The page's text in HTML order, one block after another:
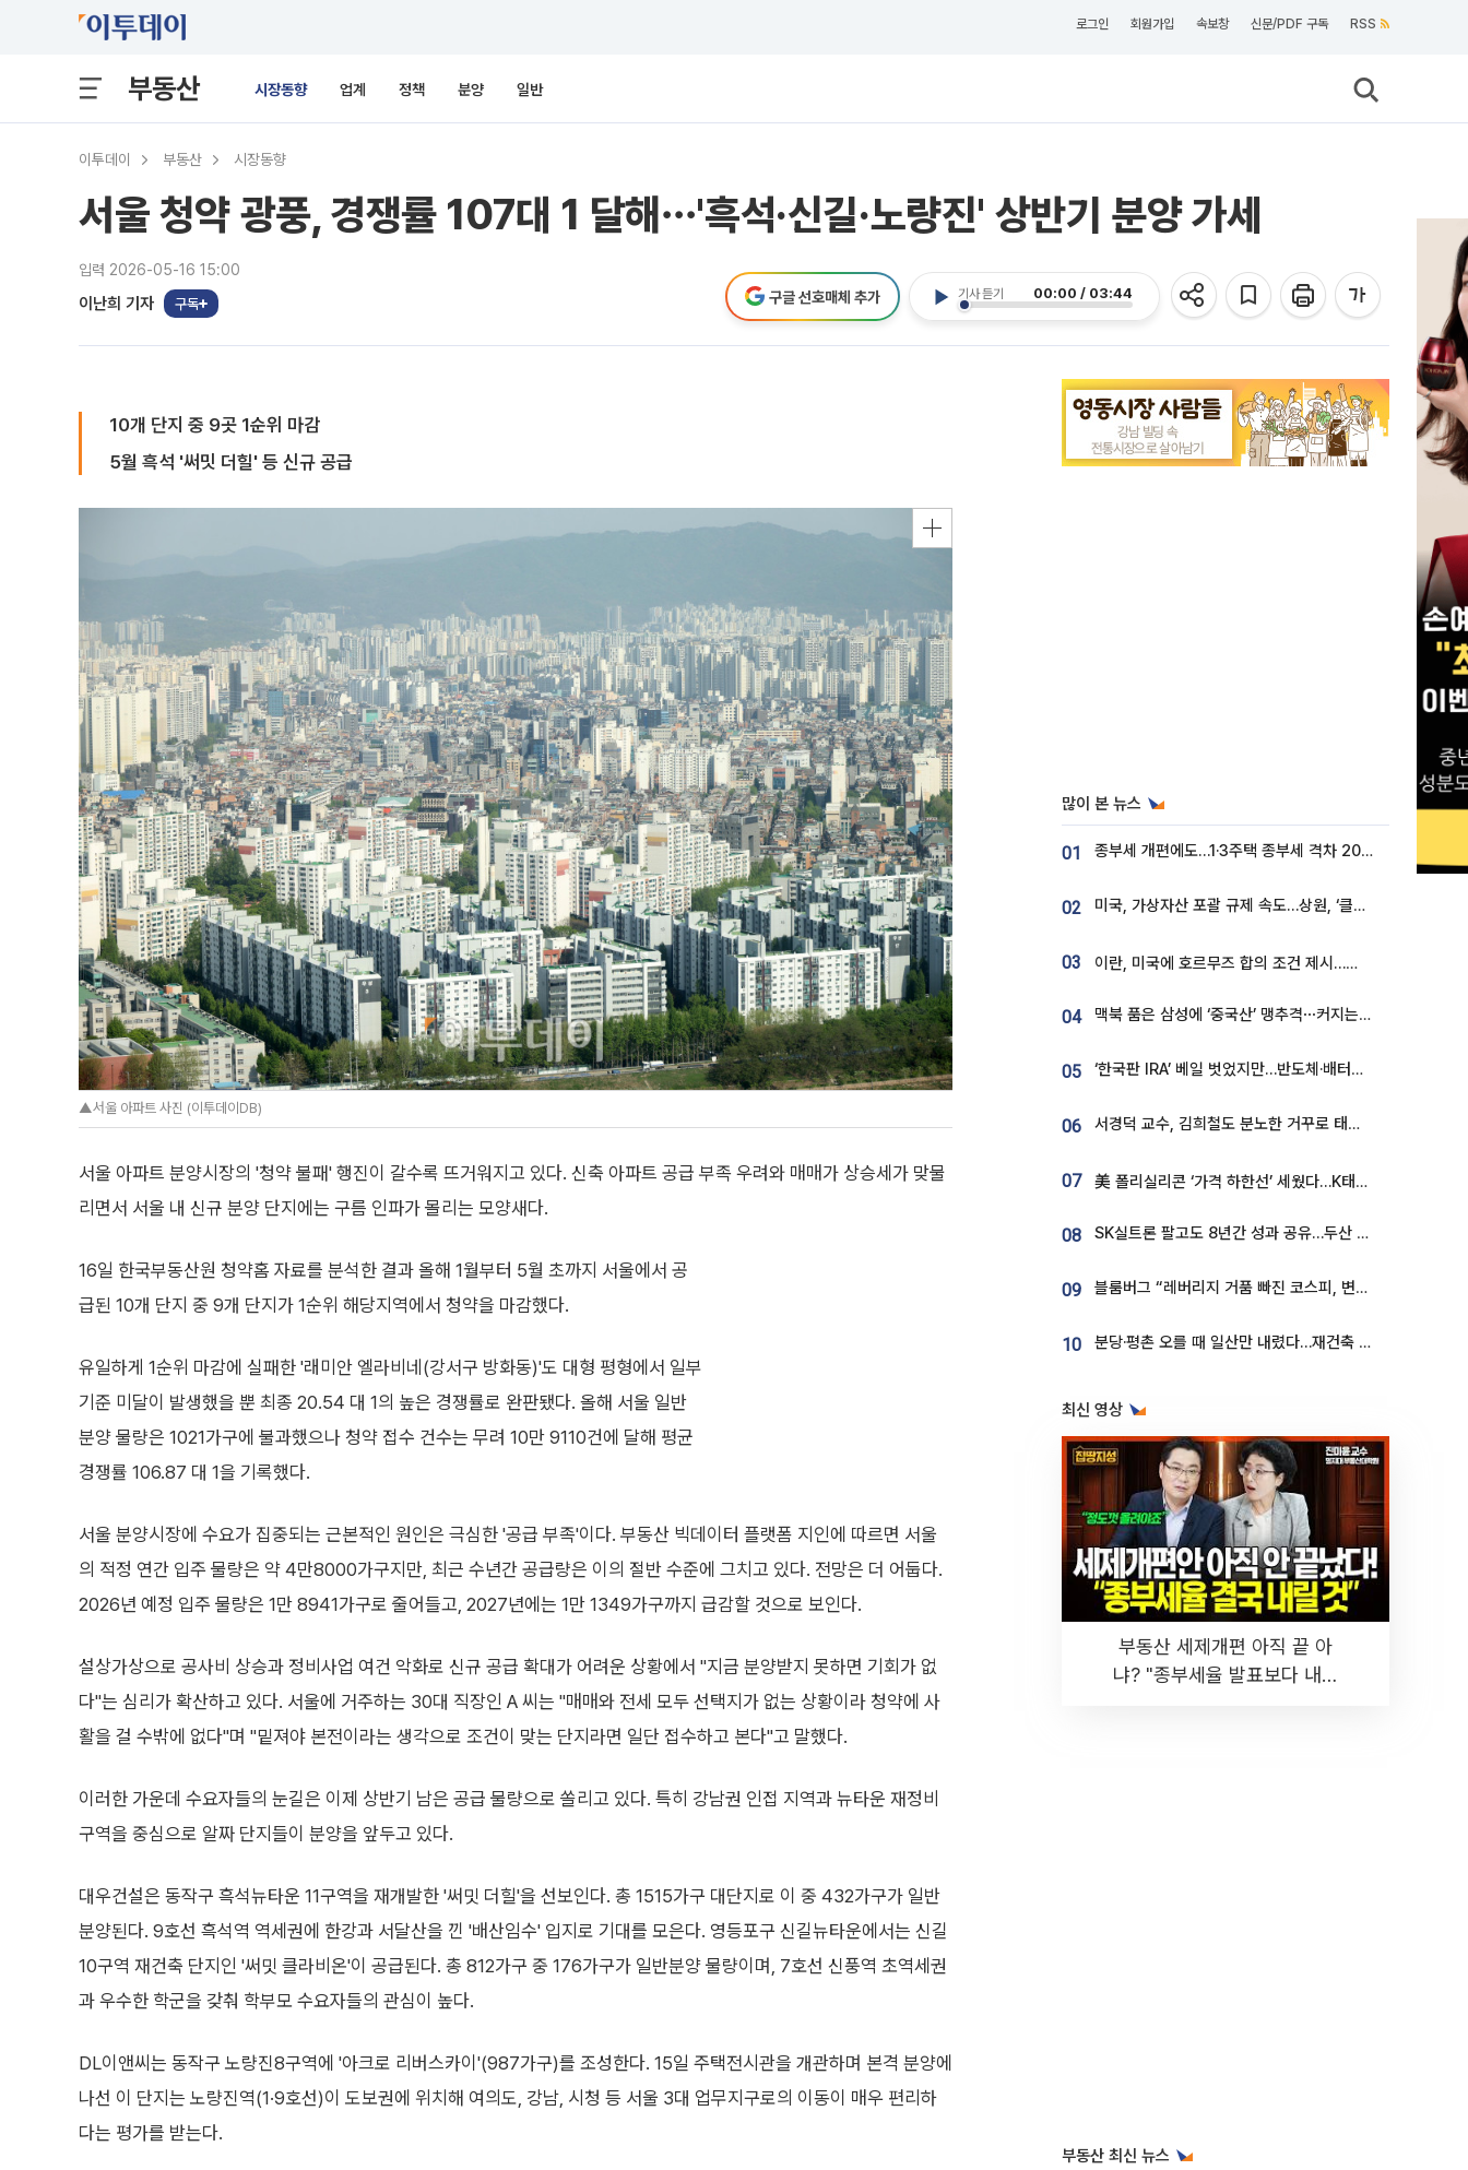
로그인 회원가입 속보창 신문/PDF 구독 RSS
부동산 시장동향 업계 정책 분양 일반
이투데이 부동산 시장동향
서울 청약 광풍, 경쟁률 107대 1 달해⋯'흑석·신길·노량진' 상반기 분양 가세
입력 2026-05-16 15:00
이난희 기자 구독
기사 듣기 00:00 / 03:44
구글 선호매체 추가
10개 단지 중 9곳 1순위 마감
5월 흑석 '써밋 더힐' 등 신규 공급
▲서울 아파트 사진 (이투데이DB)
서울 아파트 분양시장의 '청약 불패' 행진이 갈수록 뜨거워지고 있다. 신축 아파트 공급 부족 우려와 매매가 상승세가 맞물
리면서 서울 내 신규 분양 단지에는 구름 인파가 몰리는 모양새다.
16일 한국부동산원 청약홈 자료를 분석한 결과 올해 1월부터 5월 초까지 서울에서 공
급된 10개 단지 중 9개 단지가 1순위 해당지역에서 청약을 마감했다.
유일하게 1순위 마감에 실패한 '래미안 엘라비네(강서구 방화동)'도 대형 평형에서 일부
기준 미달이 발생했을 뿐 최종 20.54 대 1의 높은 경쟁률로 완판됐다. 올해 서울 일반
분양 물량은 1021가구에 불과했으나 청약 접수 건수는 무려 10만 9110건에 달해 평균
경쟁률 106.87 대 1을 기록했다.
서울 분양시장에 수요가 집중되는 근본적인 원인은 극심한 '공급 부족'이다. 부동산 빅데이터 플랫폼 지인에 따르면 서울
의 적정 연간 입주 물량은 약 4만8000가구지만, 최근 수년간 공급량은 이의 절반 수준에 그치고 있다. 전망은 더 어둡다.
2026년 예정 입주 물량은 1만 8941가구로 줄어들고, 2027년에는 1만 1349가구까지 급감할 것으로 보인다.
설상가상으로 공사비 상승과 정비사업 여건 악화로 신규 공급 확대가 어려운 상황에서 "지금 분양받지 못하면 기회가 없
다"는 심리가 확산하고 있다. 서울에 거주하는 30대 직장인 A 씨는 "매매와 전세 모두 선택지가 없는 상황이라 청약에 사
활을 걸 수밖에 없다"며 "밑져야 본전이라는 생각으로 조건이 맞는 단지라면 일단 접수하고 본다"고 말했다.
이러한 가운데 수요자들의 눈길은 이제 상반기 남은 공급 물량으로 쏠리고 있다. 특히 강남권 인접 지역과 뉴타운 재정비
구역을 중심으로 알짜 단지들이 분양을 앞두고 있다.
대우건설은 동작구 흑석뉴타운 11구역을 재개발한 '써밋 더힐'을 선보인다. 총 1515가구 대단지로 이 중 432가구가 일반
분양된다. 9호선 흑석역 역세권에 한강과 서달산을 낀 '배산임수' 입지로 기대를 모은다. 영등포구 신길뉴타운에서는 신길
10구역 재건축 단지인 '써밋 클라비온'이 공급된다. 총 812가구 중 176가구가 일반분양 물량이며, 7호선 신풍역 초역세권
과 우수한 학군을 갖춰 학부모 수요자들의 관심이 높다.
DL이앤씨는 동작구 노량진8구역에 '아크로 리버스카이'(987가구)를 조성한다. 15일 주택전시관을 개관하며 본격 분양에
나선 이 단지는 노량진역(1·9호선)이 도보권에 위치해 여의도, 강남, 시청 등 서울 3대 업무지구로의 이동이 매우 편리하
다는 평가를 받는다.
많이 본 뉴스
01 종부세 개편에도…1·3주택 종부세 격차 2028년부터 확대
02 미국, 가상자산 포괄 규제 속도…상원, ‘클래리티법’ 9월 절차투표 추진
03 이란, 미국에 호르무즈 합의 조건 제시…美 “경기 아직 안 끝나” [종합]
04 맥북 품은 삼성에 ‘중국산’ 맹추격⋯커지는 노트북 OLED 시장
05 ‘한국판 IRA’ 베일 벗었지만…반도체·배터리 업계 “시행령이 관건”
06 서경덕 교수, 김희철도 분노한 거꾸로 태극기⋯"엉터리는 아냐, 아쉬울 뿐"
07 美 폴리실리콘 ‘가격 하한선’ 세웠다…K태양광 수혜 기대
08 SK실트론 팔고도 8년간 성과 공유…두산 인수대금 2.3조가 끝 아냐
09 블룸버그 “레버리지 거품 빠진 코스피, 변동성 최악 국면 지났을 가능성”
10 분당·평촌 오를 때 일산만 내렸다…재건축 기대감도 ‘무색’
최신 영상
부동산 세제개편 아직 끝 아
냐? "종부세율 발표보다 내릴
부동산 최신 뉴스